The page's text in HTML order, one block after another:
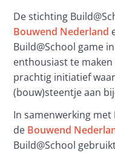
De stichting
Bouwend Nederland
Build@School game
enthousiast te
prachtig initiatief
(bouw)steentje aan
In samenwerking met
de Bouwend
Build@School